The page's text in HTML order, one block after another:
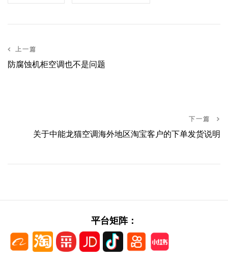
上一篇
防腐蚀机柜空调也不是问题
下一篇
关于中能龙猫空调海外地区淘宝客户的下单发货说明
平台矩阵：